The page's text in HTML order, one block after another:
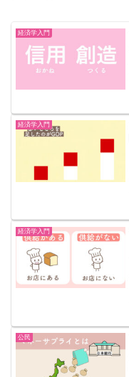
経済学入門
経済学入門
経済学入門
公民